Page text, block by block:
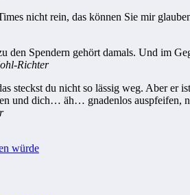
nicht rein, das können Sie mir
den Spendern gehört damals. Und im
Richter
steckst du nicht so lässig weg. Aber
und dich… äh… gnadenlos auspfeifen,
würde